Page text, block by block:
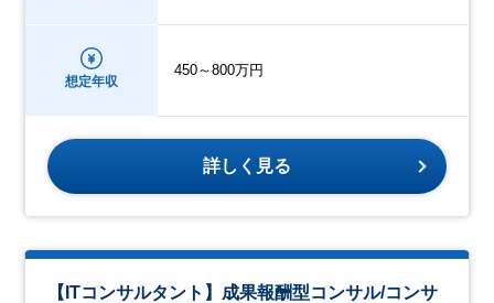
想定年収
450～800万円
詳しく見る
【ITコンサルタント】成果報酬型コンサル/コンサ